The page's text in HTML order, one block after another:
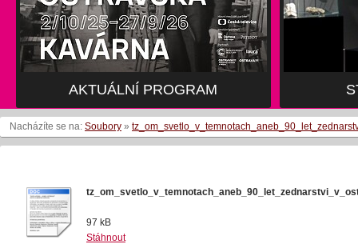
AKTUÁLNÍ PROGRAM
Nacházíte se na: Soubory »
97 kB
Stáhnout